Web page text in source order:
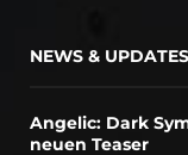
NEWS & UPDATES
Angelic: Dark
neuen Teaser